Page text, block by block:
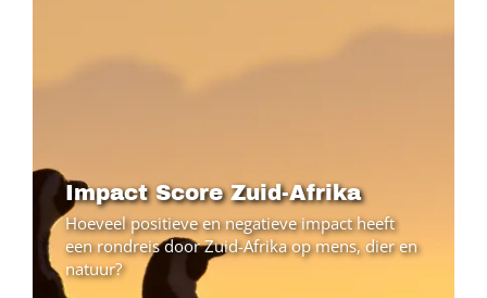
Impact Score Zuid-Afrika
Hoeveel positieve en negatieve impact heeft
een rondreis door Zuid-Afrika op mens, dier en
natuur?